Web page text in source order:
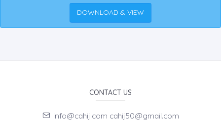
DOWNLOAD & VIEW
CONTACT US
info@cahij.com cahij50@gmail.com